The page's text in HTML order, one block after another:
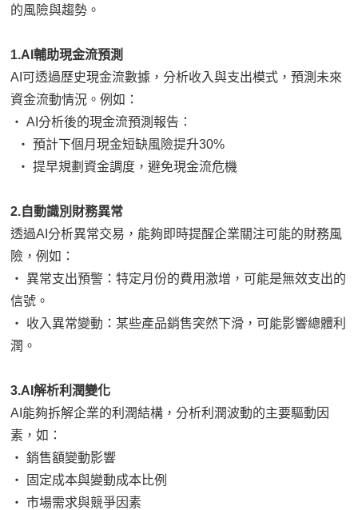
的風險與趨勢。
1.AI輔助現金流預測
AI可透過歷史現金流數據，分析收入與支出模式，預測未來
資金流動情況。例如：
‧ AI分析後的現金流預測報告：
‧ 預計下個月現金短缺風險提升30%
‧ 提早規劃資金調度，避免現金流危機
2.自動識別財務異常
透過AI分析異常交易，能夠即時提醒企業關注可能的財務風
險，例如：
‧ 異常支出預警：特定月份的費用激增，可能是無效支出的
信號。
‧ 收入異常變動：某些產品銷售突然下滑，可能影響總體利
潤。
3.AI解析利潤變化
AI能夠拆解企業的利潤結構，分析利潤波動的主要驅動因
素，如：
‧ 銷售額變動影響
‧ 固定成本與變動成本比例
‧ 市場需求與競爭因素